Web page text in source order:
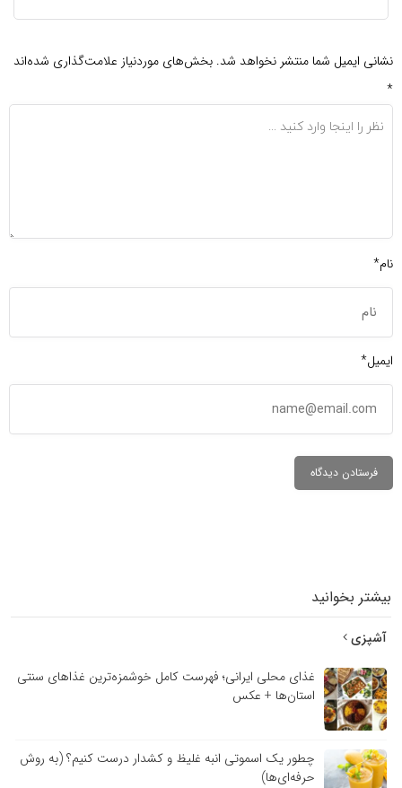
نشانی ایمیل شما منتشر نخواهد شد. بخش‌های موردنیاز علامت‌گذاری شده‌اند
*
نام*
ایمیل*
بیشتر بخوانید
آشپزی
غذای محلی ایرانی؛ فهرست کامل خوشمزه‌ترین غذاهای سنتی
استان‌ها + عکس
چطور یک اسموتی انبه غلیظ و کشدار درست کنیم؟ (به روش
حرفه‌ای‌ها)